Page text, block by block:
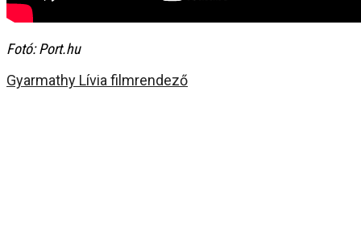
Fotó: Port.hu
Gyarmathy Lívia filmrendező